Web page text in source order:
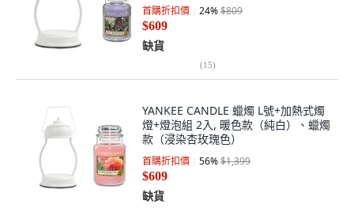
首購折扣價 24%$809
$609
缺貨
(15)
YANKEE CANDLE 蠟燭 L號+加熱式燭
燈+燈泡組 2入, 暖色款（純白）、蠟燭
款（浸染杏玫瑰色）
首購折扣價 56%$1,399
$609
缺貨